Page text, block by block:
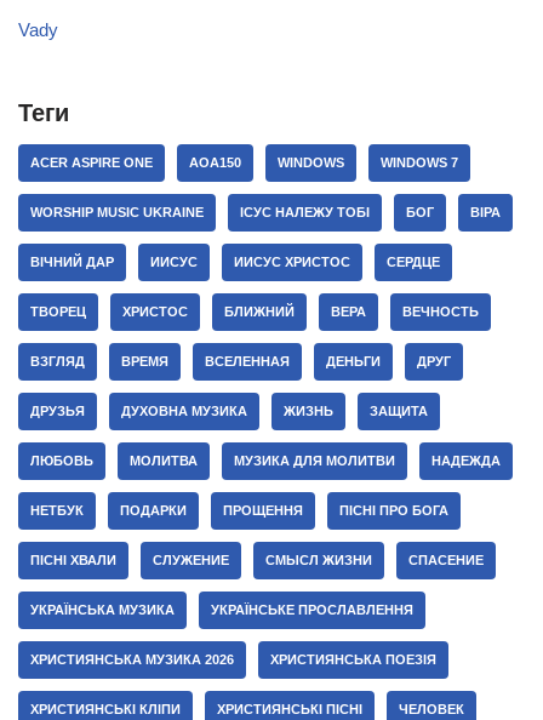
Vady
Теги
ACER ASPIRE ONE AOA150 WINDOWS WINDOWS 7
WORSHIP MUSIC UKRAINE ІСУС НАЛЕЖУ ТОБІ БОГ ВІРА
ВІЧНИЙ ДАР ИИСУС ИИСУС ХРИСТОС СЕРДЦЕ
ТВОРЕЦ ХРИСТОС БЛИЖНИЙ ВЕРА ВЕЧНОСТЬ
ВЗГЛЯД ВРЕМЯ ВСЕЛЕННАЯ ДЕНЬГИ ДРУГ
ДРУЗЬЯ ДУХОВНА МУЗИКА ЖИЗНЬ ЗАЩИТА
ЛЮБОВЬ МОЛИТВА МУЗИКА ДЛЯ МОЛИТВИ НАДЕЖДА
НЕТБУК ПОДАРКИ ПРОЩЕННЯ ПІСНІ ПРО БОГА
ПІСНІ ХВАЛИ СЛУЖЕНИЕ СМЫСЛ ЖИЗНИ СПАСЕНИЕ
УКРАЇНСЬКА МУЗИКА УКРАЇНСЬКЕ ПРОСЛАВЛЕННЯ
ХРИСТИЯНСЬКА МУЗИКА 2026 ХРИСТИЯНСЬКА ПОЕЗІЯ
ХРИСТИЯНСЬКІ КЛІПИ ХРИСТИЯНСЬКІ ПІСНІ ЧЕЛОВЕК